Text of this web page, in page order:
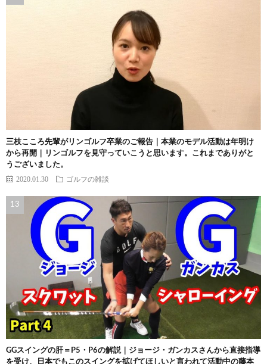
三枝こころ先輩がリンゴルフ卒業のご報告｜本業のモデル活動は年明け
から再開｜リンゴルフを見守っていこうと思います。これまでありがと
うございました。
2020.01.30 ゴルフの雑談
GGスイングの肝＝P5・P6の解説｜ジョージ・ガンカスさんから直接指導
を受け、日本でもこのスイングを拡げてほしいと言われて活動中の藤本